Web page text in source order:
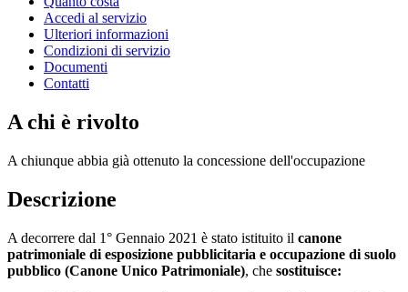
Accedi al servizio
Ulteriori informazioni
Condizioni di servizio
Documenti
Contatti
A chi è rivolto
A chiunque abbia già ottenuto la concessione dell'occupazione
Descrizione
A decorrere dal 1° Gennaio 2021 è stato istituito il canone
patrimoniale di esposizione pubblicitaria e occupazione di suolo
pubblico (Canone Unico Patrimoniale), che sostituisce: